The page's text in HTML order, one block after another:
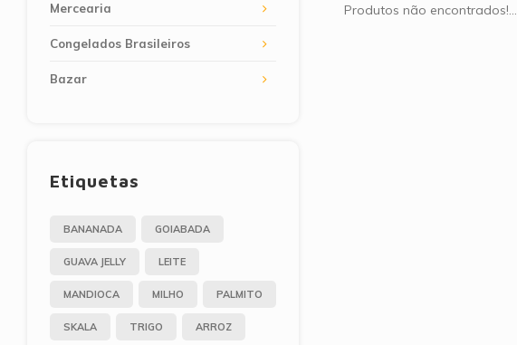
Mercearia
Congelados Brasileiros
Bazar
Etiquetas
BANANADA GOIABADA
GUAVA JELLY LEITE
MANDIOCA MILHO PALMITO
SKALA TRIGO ARROZ
Produtos não encontrados!...